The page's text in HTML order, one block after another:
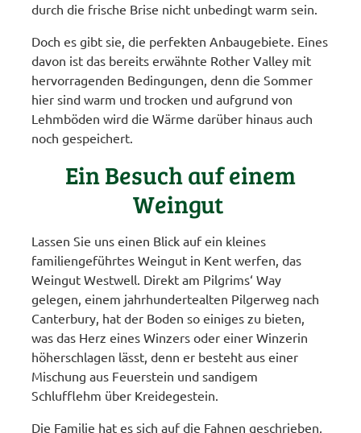
durch die frische Brise nicht unbedingt warm sein.
Doch es gibt sie, die perfekten Anbaugebiete. Eines
davon ist das bereits erwähnte Rother Valley mit
hervorragenden Bedingungen, denn die Sommer
hier sind warm und trocken und aufgrund von
Lehmböden wird die Wärme darüber hinaus auch
noch gespeichert.
Ein Besuch auf einem
Weingut
Lassen Sie uns einen Blick auf ein kleines
familiengeführtes Weingut in Kent werfen, das
Weingut Westwell. Direkt am Pilgrims‘ Way
gelegen, einem jahrhundertealten Pilgerweg nach
Canterbury, hat der Boden so einiges zu bieten,
was das Herz eines Winzers oder einer Winzerin
höherschlagen lässt, denn er besteht aus einer
Mischung aus Feuerstein und sandigem
Schlufflehm über Kreidegestein.
Die Familie hat es sich auf die Fahnen geschrieben,